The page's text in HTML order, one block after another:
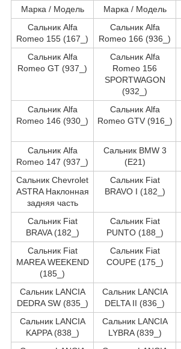
Марка / Модель Марка / Модель
Сальник Alfa
Romeo 155 (167_)
Сальник Alfa
Romeo 166 (936_)
Сальник Alfa
Romeo GT (937_)
Сальник Alfa
Romeo 156
SPORTWAGON
(932_)
Сальник Alfa
Romeo 146 (930_)
Сальник Alfa
Romeo GTV (916_)
Сальник Alfa
Romeo 147 (937_)
Сальник BMW 3
(E21)
Сальник Chevrolet
ASTRA Наклонная
задняя часть
Сальник Fiat
BRAVO I (182_)
Сальник Fiat
BRAVA (182_)
Сальник Fiat
PUNTO (188_)
Сальник Fiat
MAREA WEEKEND
(185_)
Сальник Fiat
COUPE (175_)
Сальник LANCIA
DEDRA SW (835_)
Сальник LANCIA
DELTA II (836_)
Сальник LANCIA
KAPPA (838_)
Сальник LANCIA
LYBRA (839_)